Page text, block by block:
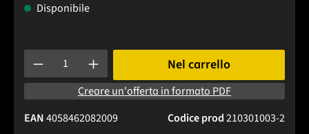
Disponibile
Quantità del prodotto: inserisci la quantità desiderata o
Nel carrello
Creare un'offerta in formato PDF
Codice prod210301003-2
EAN4058462082009